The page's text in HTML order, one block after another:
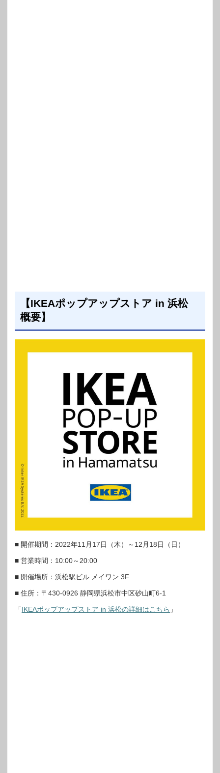
【IKEAポップアップストア in 浜松
概要】
■ 開催期間：2022年11月17日（木）～12月18日（日）
■ 営業時間：10:00～20:00
■ 開催場所：浜松駅ビル メイワン 3F
■ 住所：〒430-0926 静岡県浜松市中区砂山町6-1
「IKEAポップアップストア in 浜松の詳細はこちら 」